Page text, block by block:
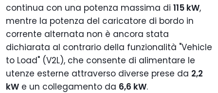
continua con una potenza massima di 115 kW,
mentre la potenza del caricatore di bordo in
corrente alternata non è ancora stata
dichiarata al contrario della funzionalità "Vehicle
to Load" (V2L), che consente di alimentare le
utenze esterne attraverso diverse prese da 2,2
kW e un collegamento da 6,6 kW.